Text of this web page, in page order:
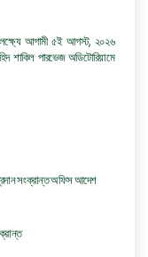
আগামী ৫ই আগস্ট, ২০২৬
শাকিল পারভেজ অডিটোরিয়ামে
সংক্রান্ত অফিস আদেশ